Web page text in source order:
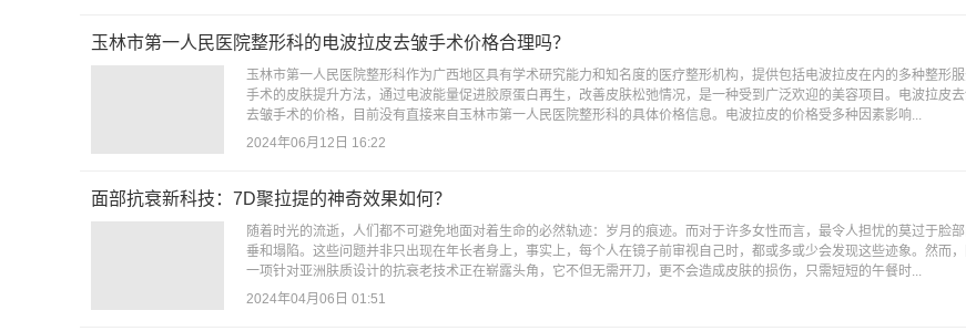
玉林市第一人民医院整形科的电波拉皮去皱手术价格合理吗？
玉林市第一人民医院整形科作为广西地区具有学术研究能力和知名度的医疗整形机构，提供包括电波拉皮在内的多种整形
手术的皮肤提升方法，通过电波能量促进胶原蛋白再生，改善皮肤松弛情况，是一种受到广泛欢迎的美容项目。电波拉皮
去皱手术的价格，目前没有直接来自玉林市第一人民医院整形科的具体价格信息。电波拉皮的价格受多种因素影响...
2024年06月12日 16:22
面部抗衰新科技：7D聚拉提的神奇效果如何？
随着时光的流逝，人们都不可避免地面对着生命的必然轨迹：岁月的痕迹。而对于许多女性而言，最令人担忧的莫过于脸
垂和塌陷。这些问题并非只出现在年长者身上，事实上，每个人在镜子前审视自己时，都或多或少会发现这些迹象。然而
一项针对亚洲肤质设计的抗衰老技术正在崭露头角，它不但无需开刀，更不会造成皮肤的损伤，只需短短的午餐时...
2024年04月06日 01:51